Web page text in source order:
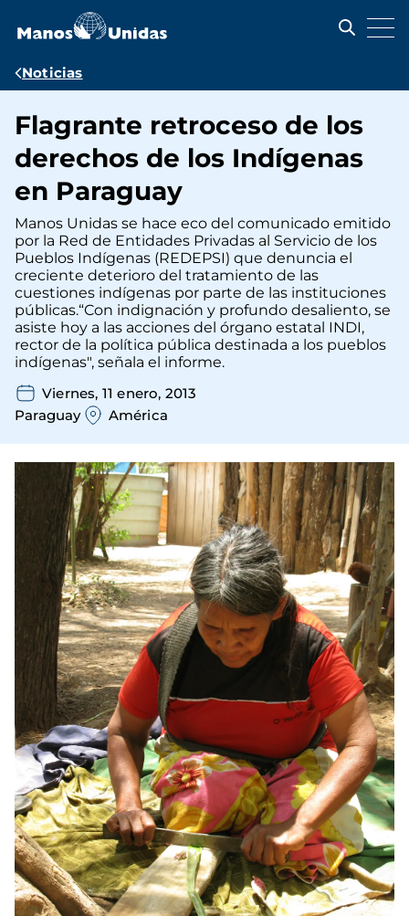
contenido
Ruta
navegación
Noticias
Flagrante retroceso de los
derechos de los Indígenas
en Paraguay
Manos Unidas se hace eco del comunicado emitido
por la Red de Entidades Privadas al Servicio de los
Pueblos Indígenas (REDEPSI) que denuncia el
creciente deterioro del tratamiento de las
cuestiones indígenas por parte de las instituciones
públicas.“Con indignación y profundo desaliento, se
asiste hoy a las acciones del órgano estatal INDI,
rector de la política pública destinada a los pueblos
indígenas", señala el informe.
Viernes, 11 enero, 2013
Paraguay
América